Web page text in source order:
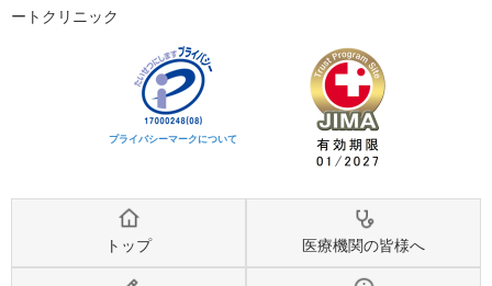
ートクリニック
プライバシーマークについて
トップ 医療機関の皆様へ